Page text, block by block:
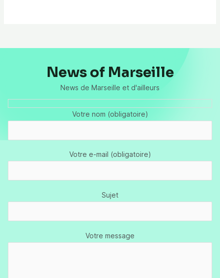
News of Marseille
News de Marseille et d'ailleurs
Votre nom (obligatoire)
Votre e-mail (obligatoire)
Sujet
Votre message